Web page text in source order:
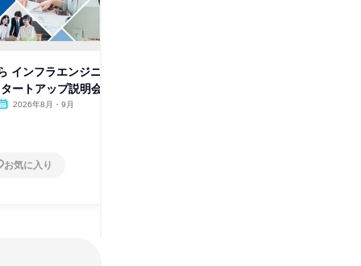
インフラエンジニ
ートアップ説明会
2026年8月・9月
お気に入り